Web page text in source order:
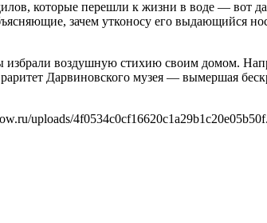
которые перешли к жизни в воде — вот
зачем утконосу его выдающийся
воздушную стихию своим домом.
Дарвиновского музея — вымершая
uploads/